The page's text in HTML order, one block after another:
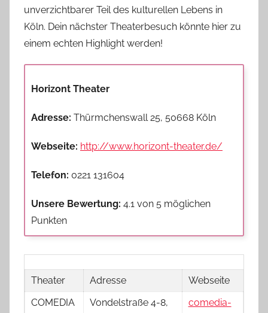
unverzichtbarer Teil des kulturellen Lebens in
Köln. Dein nächster Theaterbesuch könnte hier zu
einem echten Highlight werden!
Horizont Theater
Adresse: Thürmchenswall 25, 50668 Köln
Webseite: http://www.horizont-theater.de/
Telefon: 0221 131604
Unsere Bewertung: 4.1 von 5 möglichen
Punkten
Theater Adresse
Webseite
COMEDIA
Vondelstraße 4-8,
comedia-